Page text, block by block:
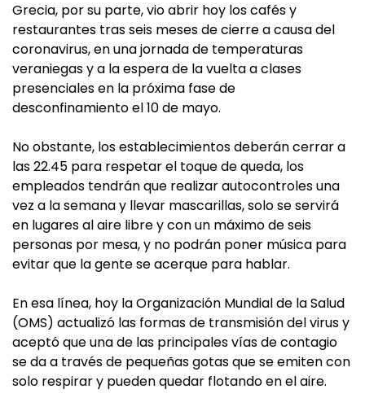
Grecia, por su parte, vio abrir hoy los cafés y
restaurantes tras seis meses de cierre a causa del
coronavirus, en una jornada de temperaturas
veraniegas y a la espera de la vuelta a clases
presenciales en la próxima fase de
desconfinamiento el 10 de mayo.
No obstante, los establecimientos deberán cerrar a
las 22.45 para respetar el toque de queda, los
empleados tendrán que realizar autocontroles una
vez a la semana y llevar mascarillas, solo se servirá
en lugares al aire libre y con un máximo de seis
personas por mesa, y no podrán poner música para
evitar que la gente se acerque para hablar.
En esa línea, hoy la Organización Mundial de la Salud
(OMS) actualizó las formas de transmisión del virus y
aceptó que una de las principales vías de contagio
se da a través de pequeñas gotas que se emiten con
solo respirar y pueden quedar flotando en el aire.